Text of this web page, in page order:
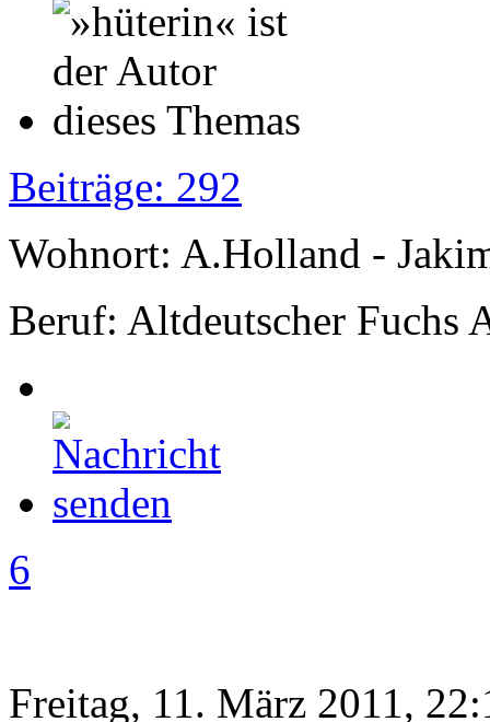
Beiträge: 292
Wohnort: A.Holland -
Beruf: Altdeutscher Fuchs
6
Freitag, 11. März 2011,